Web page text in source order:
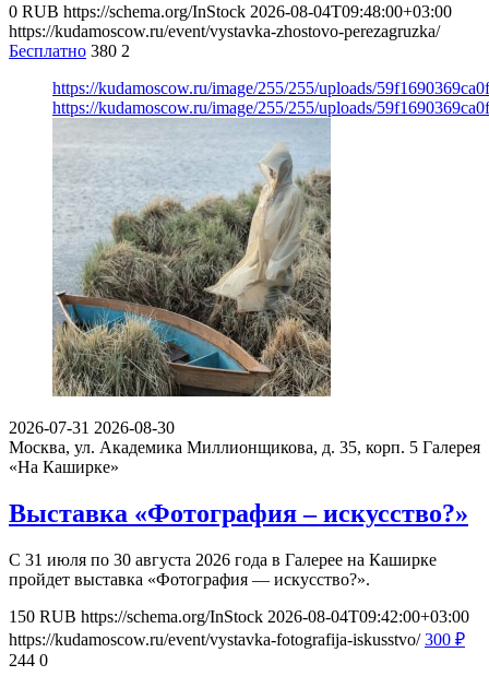
0 RUB https://schema.org/InStock 2026-08-04T09:48:00+03:00
https://kudamoscow.ru/event/vystavka-zhostovo-perezagruzka/
Бесплатно 380 2
https://kudamoscow.ru/image/255/255/uploads/
https://kudamoscow.ru/image/255/255/uploads/
2026-07-31 2026-08-30
Москва, ул. Академика Миллионщикова, д. 35, корп. 5 Галерея
«На Каширке»
Выставка «Фотография – искусство?»
С 31 июля по 30 августа 2026 года в Галерее на Каширке
пройдет выставка «Фотография — искусство?».
150 RUB https://schema.org/InStock 2026-08-04T09:42:00+03:00
https://kudamoscow.ru/event/vystavka-fotografija-iskusstvo/ 300 ₽
244 0